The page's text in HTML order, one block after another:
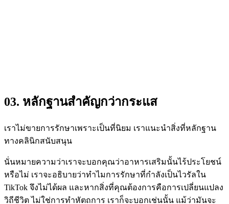
03. หลักฐานสำคัญกว่ากระแส
เราไม่ขายการรักษาเพราะเป็นที่นิยม เราแนะนำสิ่งที่หลักฐาน
ทางคลินิกสนับสนุน
นั่นหมายความว่าเราจะบอกคุณว่าอาหารเสริมนั้นไร้ประโยชน์
หรือไม่ เราจะอธิบายว่าทำไมการรักษาที่กำลังเป็นไวรัลใน
TikTok จึงไม่ได้ผล และหากสิ่งที่คุณต้องการคือการเปลี่ยนแปลง
วิถีชีวิต ไม่ใช่การทำหัตถการ เราก็จะบอกเช่นนั้น แม้ว่ามันจะ